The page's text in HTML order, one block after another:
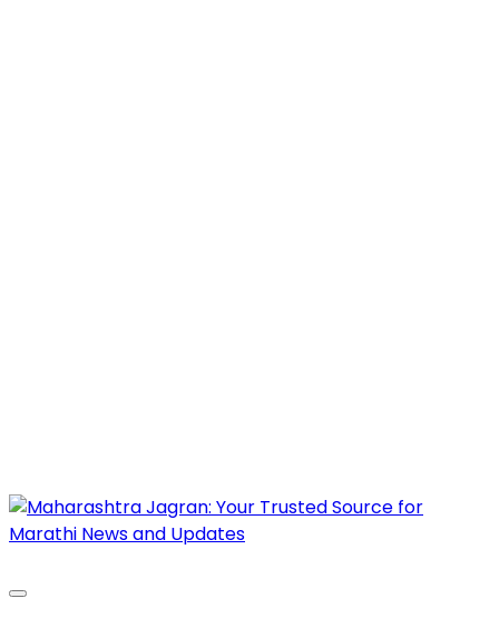
Maharashtra Jagran : Your Trusted Companion